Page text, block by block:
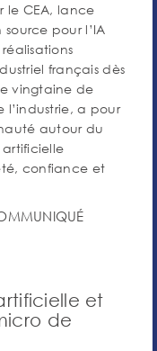
le CEA, lance
pour l’IA
français dès
vingtaine de
a pour
autour du
confiance et
et
de